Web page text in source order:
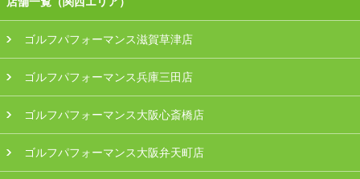
ゴルフパフォーマンス滋賀草津店
ゴルフパフォーマンス兵庫三田店
ゴルフパフォーマンス大阪心斎橋店
ゴルフパフォーマンス大阪弁天町店